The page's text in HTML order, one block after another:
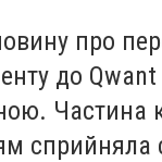
про
до
Частина
сприйняла